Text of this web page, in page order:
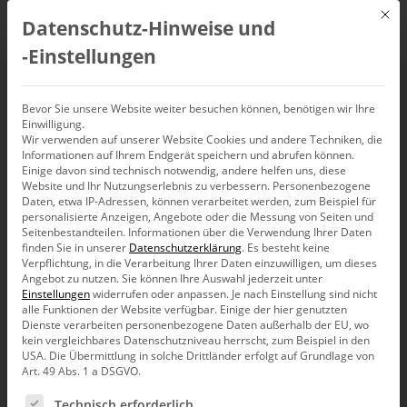
DeltaMaster ETL
(25.09.2019)
25. September 2019, 11:00–12:00Uhr,Webinar
Mit
Datenschutz-Hinweise und
‑Einstellungen
Bevor Sie unsere Website weiter besuchen können, benötigen wir Ihre
Einwilligung.
Wir verwenden auf unserer Website Cookies und andere Techniken, die
Informationen auf Ihrem Endgerät speichern und abrufen können.
Einige davon sind technisch notwendig, andere helfen uns, diese
Website und Ihr Nutzungserlebnis zu verbessern. Personenbezogene
Daten, etwa IP-Adressen, können verarbeitet werden, zum Beispiel für
personalisierte Anzeigen, Angebote oder die Messung von Seiten und
Seitenbestandteilen. Informationen über die Verwendung Ihrer Daten
finden Sie in unserer Datenschutzerklärung. Es besteht keine
Verpflichtung, in die Verarbeitung Ihrer Daten einzuwilligen, um dieses
Angebot zu nutzen.Sie können Ihre Auswahl jederzeit unter
Einstellungenwiderrufen oder anpassen. Je nach Einstellung sind nicht
alle Funktionen der Website verfügbar. Einige der hier genutzten
Dienste verarbeiten personenbezogene Daten außerhalb der EU, wo
kein vergleichbares Datenschutzniveau herrscht, zum Beispiel in den
USA. Die Übermittlung in solche Drittländer erfolgt auf Grundlage von
Art. 49 Abs. 1 a DSGVO.
Es folgt eine Liste der Service-Gruppen, für die eine